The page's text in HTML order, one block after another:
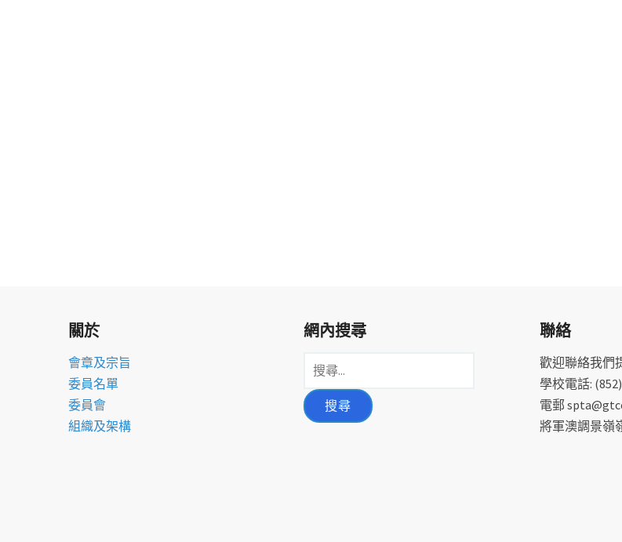
關於
會章及宗旨
委員名單
委員會
組織及架構
網內搜尋
搜
關
鍵
聯絡
歡迎聯絡我們
學校電話:
電郵
將軍澳調景嶺